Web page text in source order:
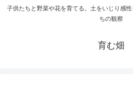
子供たちと野菜や花を育てる。土をいじり感
ちの観察
育む畑